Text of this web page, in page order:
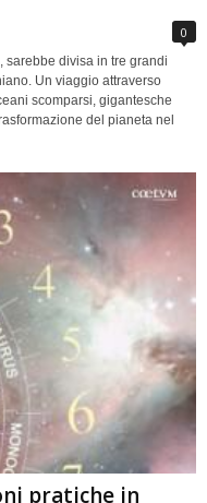
0
sarebbe divisa in tre grandi
Un viaggio attraverso
scomparsi, gigantesche
del pianeta nel
pratiche in